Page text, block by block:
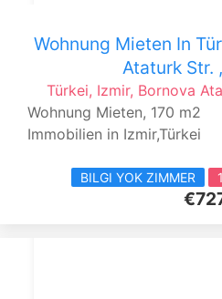
Wohnung Mieten In
Ataturk Str.
Türkei, Izmir, Bornova
Wohnung Mieten, 170 m2
Immobilien in Izmir,Türkei
BILGI YOK ZIMMER